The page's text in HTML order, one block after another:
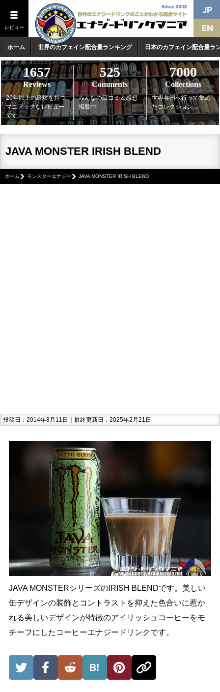
レビュー
ホーム 世界のカフェイン配合量ランキング 日本のカフェイン配合量ラ
1657
Reviews
20年以上の経験を持つ
マニアックなレビュー
です
525
Comments
みんなの口コミ＆感想
掲載中
7000
Collections
世界各国へ行って集め
たコレクション
JAVA MONSTER IRISH BLEND
ホーム モンスターエナジー JAVA MONSTER IRISH BLEND
投稿日：2014年8月11日｜最終更新日：2025年2月21日
JAVA MONSTERシリーズのIRISH BLENDです。美しい
缶デザインの装飾とコントラストを抑えた色合いに惹か
れる美しいデザインが特徴のアイリッシュコーヒーをモ
チーフにしたコーヒーエナジードリンクです。
B!